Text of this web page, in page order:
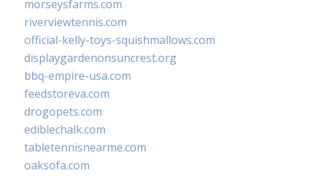
morseysfarms.com
riverviewtennis.com
official-kelly-toys-squishmallows.com
displaygardenonsuncrest.org
bbq-empire-usa.com
feedstoreva.com
drogopets.com
ediblechalk.com
tabletennisnearme.com
oaksofa.com